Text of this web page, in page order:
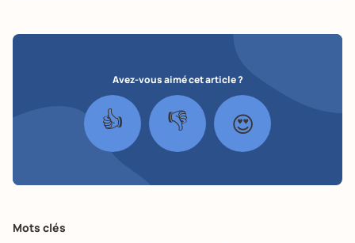
Avez-vous aimé cet article ?
👍 👎 😍
Mots clés